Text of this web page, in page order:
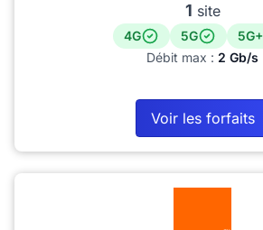
1 site
4G 5G
5G+
Débit max : 2 Gb/s
Voir les forfaits